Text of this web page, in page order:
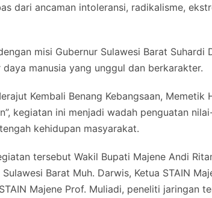
dari ancaman intoleransi, radikalisme,
misi Gubernur Sulawesi Barat Suhardi
daya manusia yang unggul dan berkarakter.
Kembali Benang Kebangsaan, Memetik
kegiatan ini menjadi wadah penguatan
kehidupan masyarakat.
tersebut Wakil Bupati Majene Andi
Barat Muh. Darwis, Ketua STAIN
Majene Prof. Muliadi, peneliti jaringan